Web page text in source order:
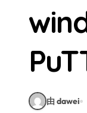
由 dawei